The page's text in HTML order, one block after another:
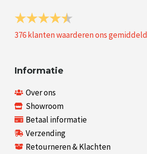
376klanten waarderen ons
Informatie
Over ons
Showroom
Betaal informatie
Verzending
Retourneren & Klachten